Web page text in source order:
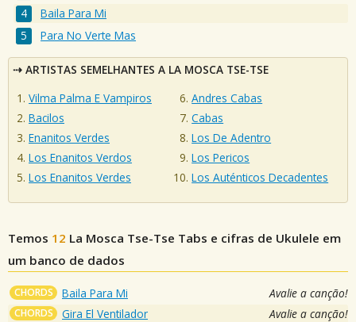
Baila Para Mi
Para No Verte Mas
ARTISTAS SEMELHANTES A LA MOSCA TSE-TSE
Vilma Palma E Vampiros
Bacilos
Enanitos Verdes
Los Enanitos Verdos
Los Enanitos Verdes
Andres Cabas
Cabas
Los De Adentro
Los Pericos
Los Auténticos Decadentes
Temos 12 La Mosca Tse-Tse Tabs e cifras de Ukulele em
um banco de dados
CHORDS Baila Para Mi Avalie a canção!
CHORDS Gira El Ventilador Avalie a canção!